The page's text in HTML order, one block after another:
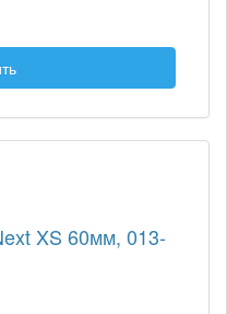
XS 60мм, 013-